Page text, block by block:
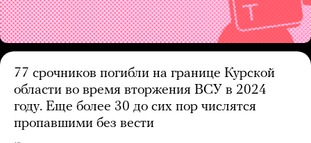
77 срочников погибли на границе Курской
области во время вторжения ВСУ в 2024
году. Еще более 30 до сих пор числятся
пропавшими без вести